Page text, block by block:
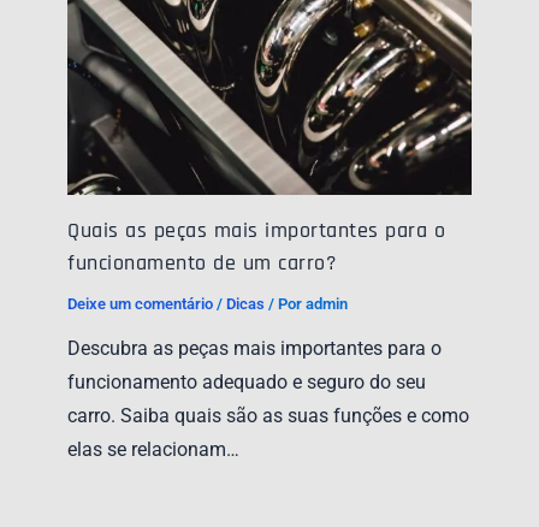
Quais as peças mais importantes para o
funcionamento de um carro?
Deixe um comentário / Dicas / Por admin
Descubra as peças mais importantes para o
funcionamento adequado e seguro do seu
carro. Saiba quais são as suas funções e como
elas se relacionam…